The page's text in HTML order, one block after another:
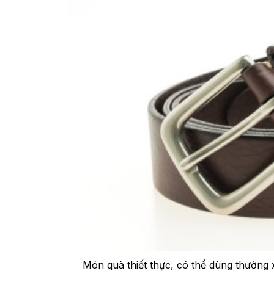
Món quà thiết thực, có thể dùng